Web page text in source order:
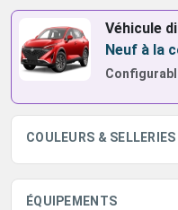
Véhicule
Neuf à la
COULEURS & SELLERIES
ÉQUIPEMENTS